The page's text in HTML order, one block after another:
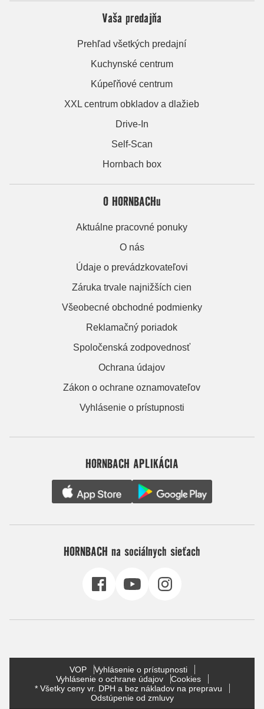
Vaša predajňa
Prehľad všetkých predajní
Kuchynské centrum
Kúpeľňové centrum
XXL centrum obkladov a dlažieb
Drive-In
Self-Scan
Hornbach box
O HORNBACHu
Aktuálne pracovné ponuky
O nás
Údaje o prevádzkovateľovi
Záruka trvale najnižších cien
Všeobecné obchodné podmienky
Reklamačný poriadok
Spoločenská zodpovednosť
Ochrana údajov
Zákon o ochrane oznamovateľov
Vyhlásenie o prístupnosti
HORNBACH APLIKÁCIA
HORNBACH na sociálnych sieťach
VOP
Vyhlásenie o prístupnosti
Vyhlásenie o ochrane údajov
Cookies
* Všetky ceny vr. DPH a bez nákladov na prepravu
Odstúpenie od zmluvy